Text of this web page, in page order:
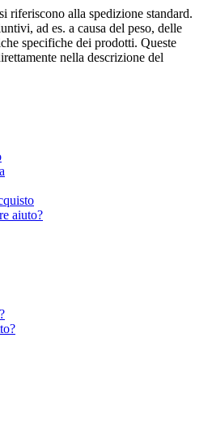
riferiscono alla spedizione standard.
ad es. a causa del peso, delle
specifiche dei prodotti. Queste
nella descrizione del
aiuto?